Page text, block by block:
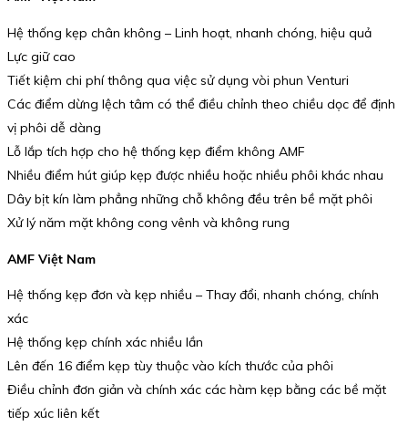
Hệ thống kẹp chân không – Linh hoạt, nhanh chóng, hiệu quả
Lực giữ cao
Tiết kiệm chi phí thông qua việc sử dụng vòi phun Venturi
Các điểm dừng lệch tâm có thể điều chỉnh theo chiều dọc để định
vị phôi dễ dàng
Lỗ lắp tích hợp cho hệ thống kẹp điểm không AMF
Nhiều điểm hút giúp kẹp được nhiều hoặc nhiều phôi khác nhau
Dây bịt kín làm phẳng những chỗ không đều trên bề mặt phôi
Xử lý năm mặt không cong vênh và không rung
AMF Việt Nam
Hệ thống kẹp đơn và kẹp nhiều – Thay đổi, nhanh chóng, chính
xác
Hệ thống kẹp chính xác nhiều lần
Lên đến 16 điểm kẹp tùy thuộc vào kích thước của phôi
Điều chỉnh đơn giản và chính xác các hàm kẹp bằng các bề mặt
tiếp xúc liên kết